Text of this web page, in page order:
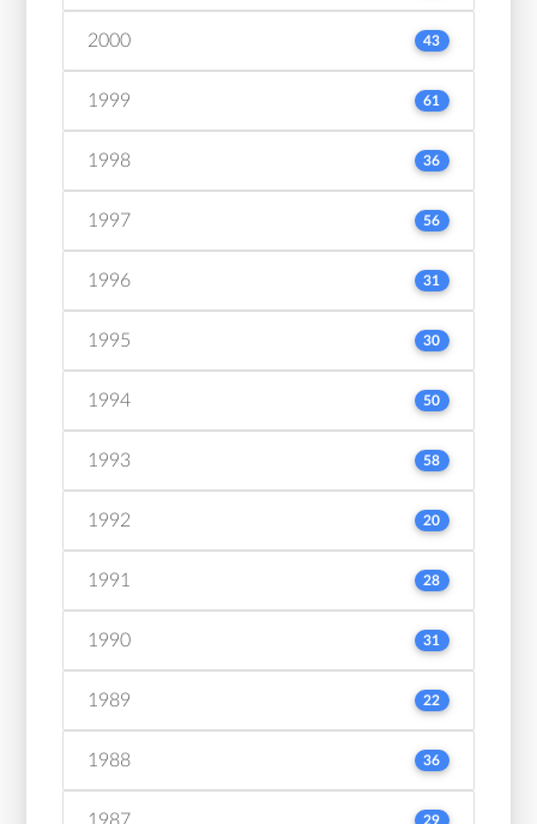
2000 43
1999 61
1998 36
1997 56
1996 31
1995 30
1994 50
1993 58
1992 20
1991 28
1990 31
1989 22
1988 36
1987 29